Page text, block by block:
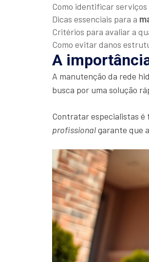
Como identificar
Dicas essenciais para a
Critérios para avaliar a
Como evitar danos
A
A manutenção da rede
busca por uma solução
Contratar especialistas é
profissionalgarante que